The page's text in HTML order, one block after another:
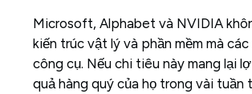
Microsoft, Alphabet và NVIDIA
kiến trúc vật lý và phần mềm mà
công cụ. Nếu chi tiêu này mang lại
quả hàng quý của họ trong vài tuần